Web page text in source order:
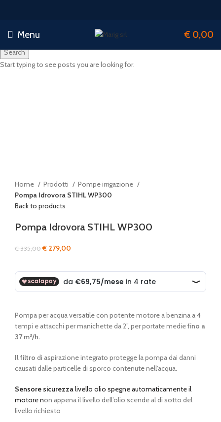
Menu € 0,00
Home Prodotti
Pompe irrigazione
Pompa Idrovora STIHL WP300
Back to products
Pompa Idrovora STIHL WP300
€335,00Il
era:
€ 335,00.
€ 279,00
è:
€ 279,00.
Pompa per acqua versatile con potente motore a benzina a 4
tempi e attacchi per manichette da 2”, per portate mediefino a
37 m³/h.
Il filtro di aspirazione integrato protegge la pompa dai danni
causati dalle particelle di sporco contenute nell’acqua.
Sensore sicurezzalivello olio spegne automaticamente il
motore non appena il livello dell’olio scende al di sotto del
livello richiesto
Search
Start typing to see posts you are looking for.